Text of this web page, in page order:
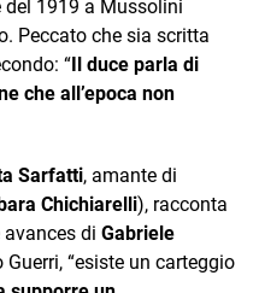
del 1919 a Mussolini
Peccato che sia scritta
“Il duce parla di
che all’epoca non
Sarfatti, amante di
Chichiarelli), racconta
di Gabriele
“esiste un carteggio